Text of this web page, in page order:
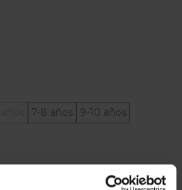
7-8 años
9-10 años